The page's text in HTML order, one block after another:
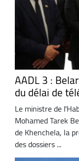
AADL 3 :
du délai de
Le ministre de
Mohamed Tarek
de Khenchela, la
des dossiers ...